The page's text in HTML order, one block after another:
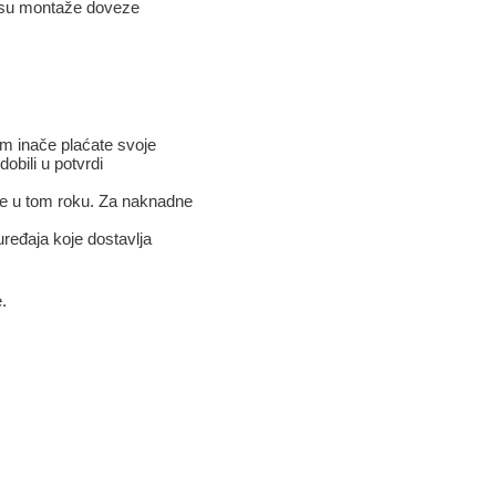
montaže doveze
inače plaćate svoje
u potvrdi
u tom roku. Za naknadne
koje dostavlja